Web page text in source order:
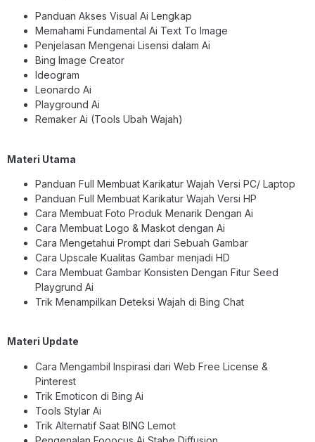
Panduan Akses Visual Ai Lengkap
Memahami Fundamental Ai Text To Image
Penjelasan Mengenai Lisensi dalam Ai
Bing Image Creator
Ideogram
Leonardo Ai
Playground Ai
Remaker Ai (Tools Ubah Wajah)
Materi Utama
Panduan Full Membuat Karikatur Wajah Versi PC/ Laptop
Panduan Full Membuat Karikatur Wajah Versi HP
Cara Membuat Foto Produk Menarik Dengan Ai
Cara Membuat Logo & Maskot dengan Ai
Cara Mengetahui Prompt dari Sebuah Gambar
Cara Upscale Kualitas Gambar menjadi HD
Cara Membuat Gambar Konsisten Dengan Fitur Seed
Playgrund Ai
Trik Menampilkan Deteksi Wajah di Bing Chat
Materi Update
Cara Mengambil Inspirasi dari Web Free License &
Pinterest
Trik Emoticon di Bing Ai
Tools Stylar Ai
Trik Alternatif Saat BING Lemot